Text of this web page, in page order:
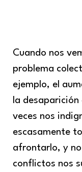
Cuando nos
problema
ejemplo, el
la desaparición
veces nos
escasamente
afrontarlo, y
conflictos nos